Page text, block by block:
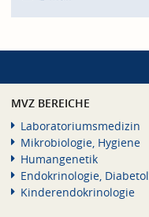
MVZ BEREICHE
Laboratoriumsmedizin
Mikrobiologie, Hygiene
Humangenetik
Endokrinologie,
Kinderendokrinologie